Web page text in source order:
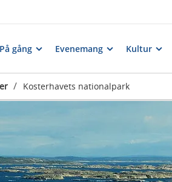
På gång Evenemang Kultur
/ Kosterhavets nationalpark